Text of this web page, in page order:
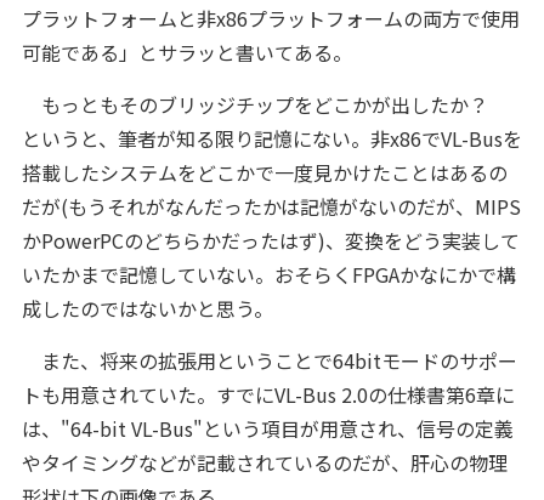
プラットフォームと非x86プラットフォームの両方で使用
可能である」とサラッと書いてある。
もっともそのブリッジチップをどこかが出したか？
というと、筆者が知る限り記憶にない。非x86でVL-Busを
搭載したシステムをどこかで一度見かけたことはあるの
だが(もうそれがなんだったかは記憶がないのだが、MIPS
かPowerPCのどちらかだったはず)、変換をどう実装して
いたかまで記憶していない。おそらくFPGAかなにかで構
成したのではないかと思う。
また、将来の拡張用ということで64bitモードのサポー
トも用意されていた。すでにVL-Bus 2.0の仕様書第6章に
は、"64-bit VL-Bus"という項目が用意され、信号の定義
やタイミングなどが記載されているのだが、肝心の物理